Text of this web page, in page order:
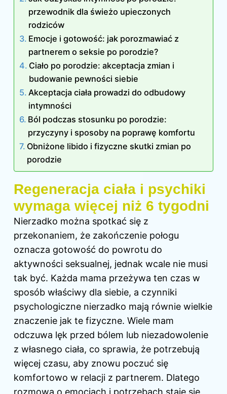
przewodnik dla świeżo upieczonych
rodziców
Emocje i gotowość: jak porozmawiać z
partnerem o seksie po porodzie?
Ciało po porodzie: akceptacja zmian i
budowanie pewności siebie
Akceptacja ciała prowadzi do odbudowy
intymności
Ból podczas stosunku po porodzie:
przyczyny i sposoby na poprawę komfortu
Obniżone libido i fizyczne skutki zmian po
porodzie
Regeneracja ciała i psychiki
wymaga więcej niż 6 tygodni
Nierzadko można spotkać się z
przekonaniem, że zakończenie połogu
oznacza gotowość do powrotu do
aktywności seksualnej, jednak wcale nie musi
tak być. Każda mama przeżywa ten czas w
sposób właściwy dla siebie, a czynniki
psychologiczne nierzadko mają równie wielkie
znaczenie jak te fizyczne. Wiele mam
odczuwa lęk przed bólem lub niezadowolenie
z własnego ciała, co sprawia, że potrzebują
więcej czasu, aby znowu poczuć się
komfortowo w relacji z partnerem. Dlatego
rozmowa o emocjach i potrzebach staje się